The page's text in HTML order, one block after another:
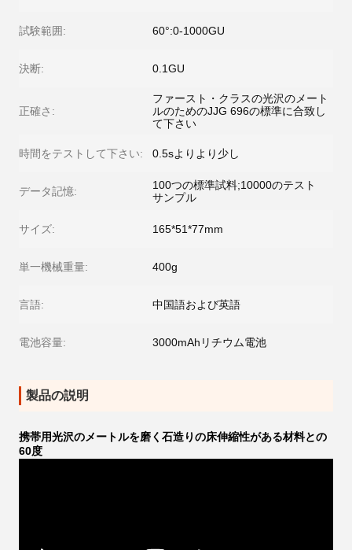
試験範囲: 60°:0-1000GU
決断: 0.1GU
正確さ:
ファースト・クラスの光沢のメート
ルのためのJJG 696の標準に合致し
て下さい
時間をテストして下さい: 0.5sよりより少し
データ記憶:
100つの標準試料;10000のテスト
サンプル
サイズ: 165*51*77mm
単一機械重量: 400g
言語: 中国語および英語
電池容量: 3000mAhリチウム電池
製品の説明
携帯用光沢のメートルを磨く石造りの床伸縮性がある材料との
60度